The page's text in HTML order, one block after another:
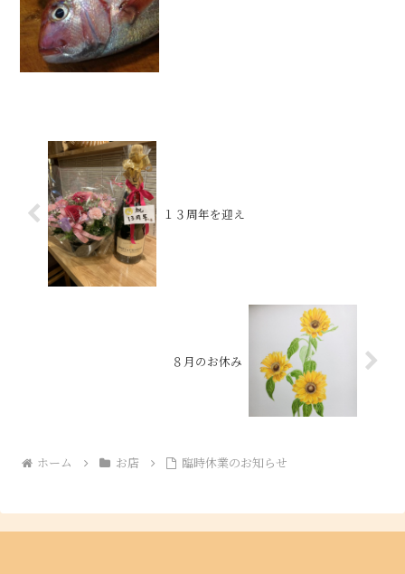
１３周年を迎え
８月のお休み
ホーム お店 臨時休業のお知らせ